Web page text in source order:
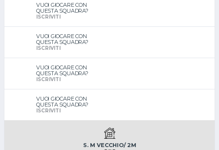
VUOI GIOCARE CON
QUESTA SQUADRA?
ISCRIVITI
VUOI GIOCARE CON
QUESTA SQUADRA?
ISCRIVITI
VUOI GIOCARE CON
QUESTA SQUADRA?
ISCRIVITI
VUOI GIOCARE CON
QUESTA SQUADRA?
ISCRIVITI
S. M VECCHIO/ 2M